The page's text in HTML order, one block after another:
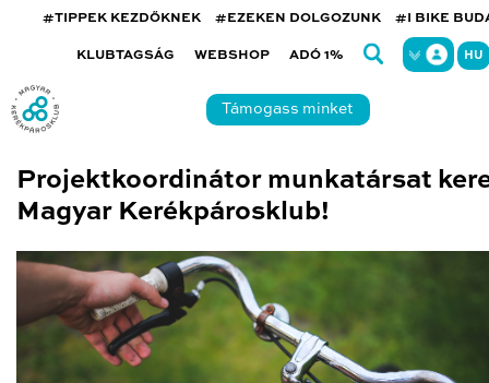
#TIPPEK KEZDŐKNEK #EZEKEN DOLGOZUNK #I BIKE
KLUBTAGSÁG WEBSHOP ADÓ 1% HU
Támogass minket
Projektkoordinátor munkatársat
Magyar Kerékpárosklub!